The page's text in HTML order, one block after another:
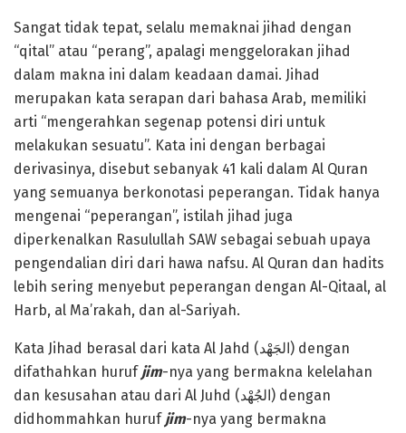
Sangat tidak tepat, selalu memaknai jihad dengan
“qital” atau “perang”, apalagi menggelorakan jihad
dalam makna ini dalam keadaan damai. Jihad
merupakan kata serapan dari bahasa Arab, memiliki
arti “mengerahkan segenap potensi diri untuk
melakukan sesuatu”. Kata ini dengan berbagai
derivasinya, disebut sebanyak 41 kali dalam Al Quran
yang semuanya berkonotasi peperangan. Tidak hanya
mengenai “peperangan”, istilah jihad juga
diperkenalkan Rasulullah SAW sebagai sebuah upaya
pengendalian diri dari hawa nafsu. Al Quran dan hadits
lebih sering menyebut peperangan dengan Al-Qitaal, al
Harb, al Ma’rakah, dan al-Sariyah.
Kata Jihad berasal dari kata Al Jahd (الجَهْد) dengan
difathahkan huruf jim-nya yang bermakna kelelahan
dan kesusahan atau dari Al Juhd (الجُهْد) dengan
didhommahkan huruf jim-nya yang bermakna